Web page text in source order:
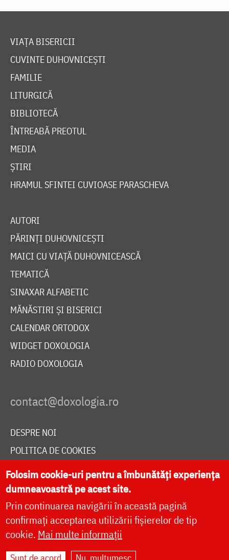
VIAȚA BISERICII
CUVINTE DUHOVNICEȘTI
FAMILIE
LITURGICĂ
BIBLIOTECĂ
ÎNTREABĂ PREOTUL
MEDIA
ȘTIRI
HRAMUL SFINTEI CUVIOASE PARASCHEVA
AUTORI
PĂRINȚI DUHOVNICEȘTI
MAICI CU VIAȚĂ DUHOVNICEASCĂ
TEMATICĂ
SINAXAR ALFABETIC
MĂNĂSTIRI ȘI BISERICI
CALENDAR ORTODOX
WIDGET DOXOLOGIA
RADIO DOXOLOGIA
DESPRE NOI
POLITICA DE COOKIES
DONEAZĂ ONLINE PENTRU CATEDRALA NAȚIONALĂ
LIVE
Folosim cookie-uri pentru a îmbunătăți experiența
dumneavoastră pe acest site.
Prin continuarea navigării în această pagină
confirmați acceptarea utilizării fișierelor de tip
cookie. Mai multe informații